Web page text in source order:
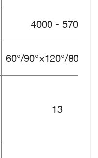
4000 - 5700
60°/90°×120°/
13